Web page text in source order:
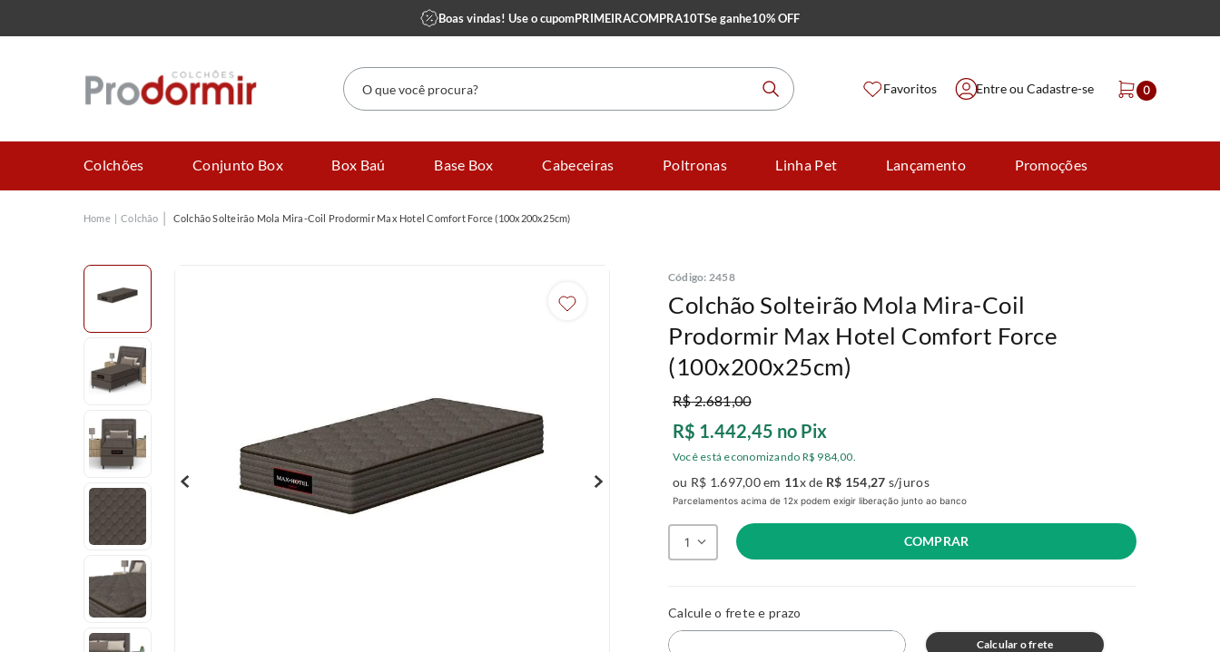
Boas vindas! Use o cupomPRIMEIRACOMPRA10TSe ganhe10% OFF
O que você procura?
Favoritos Entre ou Cadastre-se 0
Colchões Conjunto Box Box Baú Base Box Cabeceiras Poltronas Linha Pet Lançamento Promoções
Colchão Colchão Solteirão Mola Mira-Coil Prodormir Max Hotel Comfort Force (100x200x25cm)
Código: 2458
Colchão Solteirão Mola Mira-Coil
Prodormir Max Hotel Comfort Force
(100x200x25cm)
R$2.681,00
R$ 1.442,45 no Pix
Você está economizando R$ 984,00.
ou R$ 1.697,00em 11x de R$ 154,27 s/juros
Parcelamentos acima de 12x podem exigir liberação junto ao banco
1 COMPRAR
Calcular o frete